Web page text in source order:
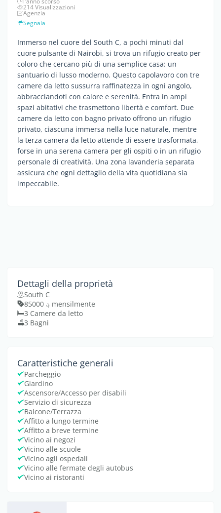
214 Visualizzazioni
Agenzia
Segnala
Immerso nel cuore del South C, a pochi minuti dal
cuore pulsante di Nairobi, si trova un rifugio creato per
coloro che cercano più di una semplice casa: un
santuario di lusso moderno. Questo capolavoro con tre
camere da letto sussurra raffinatezza in ogni angolo,
abbracciandoti con calore e serenità. Entra in ampi
spazi abitativi che trasmettono libertà e comfort. Due
camere da letto con bagno privato offrono un rifugio
privato, ciascuna immersa nella luce naturale, mentre
la terza camera da letto attende di essere trasformata,
forse in una serena camera per gli ospiti o in un rifugio
personale di creatività. Una zona lavanderia separata
assicura che ogni dettaglio della vita quotidiana sia
impeccabile.
Dettagli della proprietà
South C
؋ 85000 mensilmente
3 Camere da letto
3 Bagni
Caratteristiche generali
Parcheggio
Giardino
Ascensore/Accesso per disabili
Servizio di sicurezza
Balcone/Terrazza
Affitto a lungo termine
Affitto a breve termine
Vicino ai negozi
Vicino alle scuole
Vicino agli ospedali
Vicino alle fermate degli autobus
Vicino ai ristoranti